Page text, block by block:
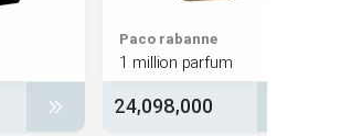
Paco rabanne
1 million parfum
24,098,000
Paris
leather